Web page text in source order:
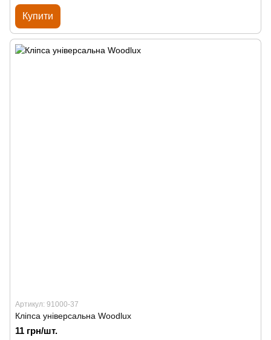
Купити
Артикул: 91000-37
Кліпса універсальна Woodlux
11 грн/шт.